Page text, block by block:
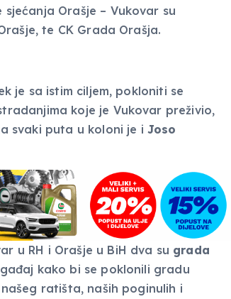
Orašje – Vukovar su
te CK Grada Orašja.
je sa istim ciljem, pokloniti se
koje je Vukovar preživio,
svaki puta u koloni je i Joso
u RH i Orašje u BiH dva su grada
kako bi se poklonili gradu
ratišta, naših poginulih i